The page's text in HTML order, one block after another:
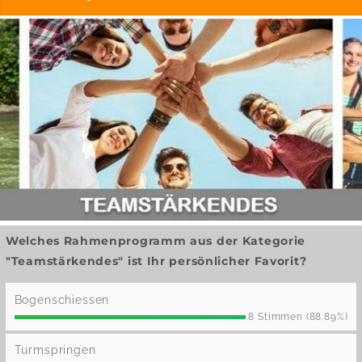
Welches Rahmenprogramm aus der Kategorie
"Teamstärkendes" ist Ihr persönlicher Favorit?
Bogenschiessen
8 Stimmen (88.89%)
Turmspringen